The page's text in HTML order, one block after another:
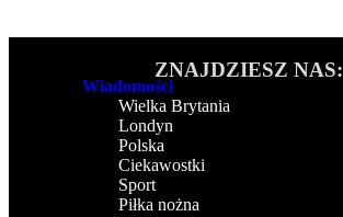
Wiadomości
Wielka Brytania
Londyn
Polska
Ciekawostki
Sport
Piłka nożna
ZNAJDZIESZ NAS: